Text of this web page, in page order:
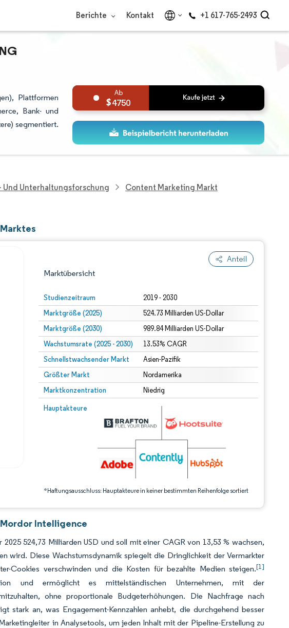
Berichte Kontakt +1 617-765-2493
M
Plattformen
Bank- und
segmentiert.
4750
Und Unterhaltungsforschung Content Marketing Markt
Anteil
Marktübersicht
Studienzeitraum 2019 - 2030
Marktgröße (2025) 524.73 Milliarden US-Dollar
Marktgröße (2030) 989.84 Milliarden US-Dollar
Wachstumsrate (2025 - 2030) 13.53% CAGR
Schnellstwachsender Markt Asien-Pazifik
Größter Markt Nordamerika
Marktkonzentration Niedrig
Hauptakteure
*Haftungsausschluss: Hauptakteure in keiner bestimmten Reihenfolge sortiert
Bild © Mordor Intelligence. Wiederverwendung erfordert Namensnennung gemäß CC BY 4.0.
erfordert Namensnennung gemäß CC BY 4.0.
Intelligence
524,73 Milliarden USD und soll mit einer CAGR von 13,53 % wachsen,
wird. Diese Wachstumsdynamik spiegelt die Dringlichkeit der Vermarkter
Cookies verschwinden und die Kosten für bezahlte Medien steigen.[1]
und ermöglicht es mittelständischen Unternehmen, mit der
ohne proportionale Budgeterhöhungen. Die Nachfrage nach
stark an, was Engagement-Kennzahlen anhebt, die durchgehend besser
in Analysetools, um jeden Inhalt mit der Pipeline-Erstellung zu